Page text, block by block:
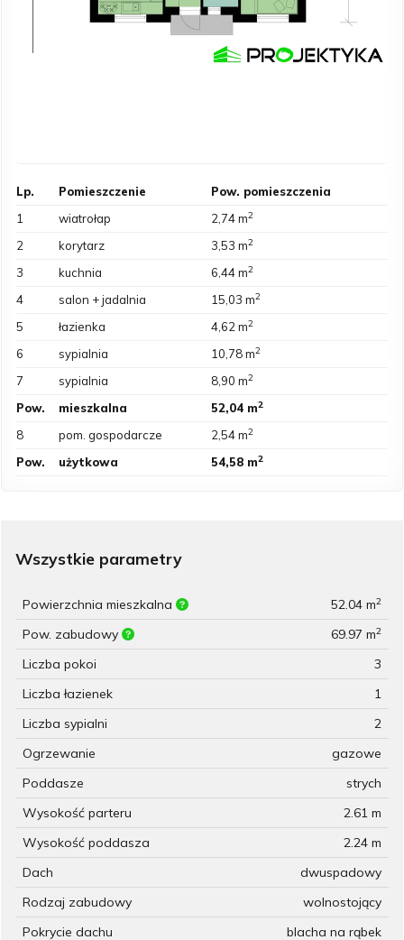
Lp. Pomieszczenie
Pow. pomieszczenia
1
wiatrołap 2,74 m2
2 korytarz 3,53 m2
3 kuchnia 6,44 m2
4 salon + jadalnia 15,03 m2
5 łazienka 4,62 m2
6 sypialnia 10,78 m2
7 sypialnia 8,90 m2
Pow. mieszkalna 52,04 m2
8 pom. gospodarcze 2,54 m2
Pow. użytkowa 54,58 m2
Wszystkie parametry
Powierzchnia mieszkalna 52.04 m2
Pow. zabudowy 69.97 m2
Liczba pokoi
3
Liczba łazienek
1
Liczba sypialni
2
Ogrzewanie
gazowe
Poddasze
strych
Wysokość parteru
2.61 m
Wysokość poddasza
2.24 m
Dach
dwuspadowy
Rodzaj zabudowy
wolnostojący
Pokrycie dachu
blacha na rąbek